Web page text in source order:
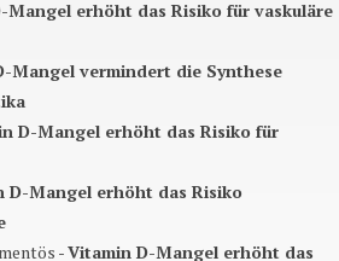
Mangel erhöht das Risiko für vaskuläre
Mangel vermindert die Synthese
D-Mangel erhöht das Risiko für
D-Mangel erhöht das Risiko
-Vitamin D-Mangel erhöht das